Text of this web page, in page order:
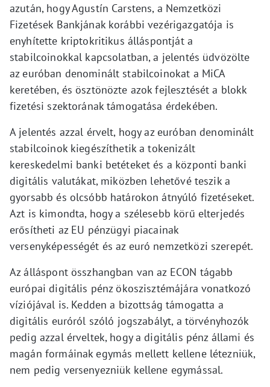
azután, hogy Agustín Carstens, a Nemzetközi
Fizetések Bankjának korábbi vezérigazgatója is
enyhítette kriptokritikus álláspontját a
stabilcoinokkal kapcsolatban, a jelentés üdvözölte
az euróban denominált stabilcoinokat a MiCA
keretében, és ösztönözte azok fejlesztését a blokk
fizetési szektorának támogatása érdekében.
A jelentés azzal érvelt, hogy az euróban denominált
stabilcoinok kiegészíthetik a tokenizált
kereskedelmi banki betéteket és a központi banki
digitális valutákat, miközben lehetővé teszik a
gyorsabb és olcsóbb határokon átnyúló fizetéseket.
Azt is kimondta, hogy a szélesebb körű elterjedés
erősítheti az EU pénzügyi piacainak
versenyképességét és az euró nemzetközi szerepét.
Az álláspont összhangban van az ECON tágabb
európai digitális pénz ökoszisztémájára vonatkozó
víziójával is. Kedden a bizottság támogatta a
digitális euróról szóló jogszabályt, a törvényhozók
pedig azzal érveltek, hogy a digitális pénz állami és
magán formáinak egymás mellett kellene létezniük,
nem pedig versenyezniük kellene egymással.